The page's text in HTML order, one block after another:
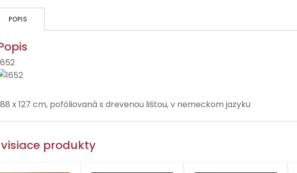
POPIS
x 127 cm, pofóliovaná s drevenou lištou, v nemeckom jazyku
produkty